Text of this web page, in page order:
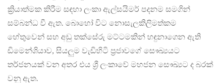
ක්‍රියාත්මක කිරීම සඳහා ලංකා ඇල්සයිමර් පදනම සමගින්
සම්බන්ධ වී ඇත. බොහෝ විට නොසැලකිලිමත්කම
හේතුවෙන් සහ අඩු තක්සේරු මට්ටමකින් හඳුනාගෙන ඇති
ඩිමෙන්ශියාව, සියලුම වැඩිහිටි ප්‍රජාවගේ සෞඛ්‍යයට
තර්ජනයක් වන අතර එය ශ්‍රී ලංකාවේ මහජන සෞඛ්‍යට ද බරක්
වනු ඇත.